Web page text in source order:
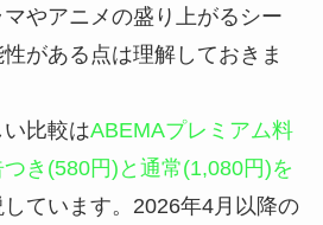
やアニメの盛り上がるシー
がある点は理解しておきま
比較はABEMAプレミアム料
き(580円)と通常(1,080円)を
ています。2026年4月以降の